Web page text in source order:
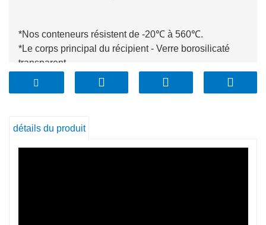
*Nos conteneurs résistent de -20℃ à 560℃.
*Le corps principal du récipient - Verre borosilicaté
transparent.
* Le couvercle du récipient - Couvercles à verrouillage
par pression en plastique sans BPA et bande
détails du produit